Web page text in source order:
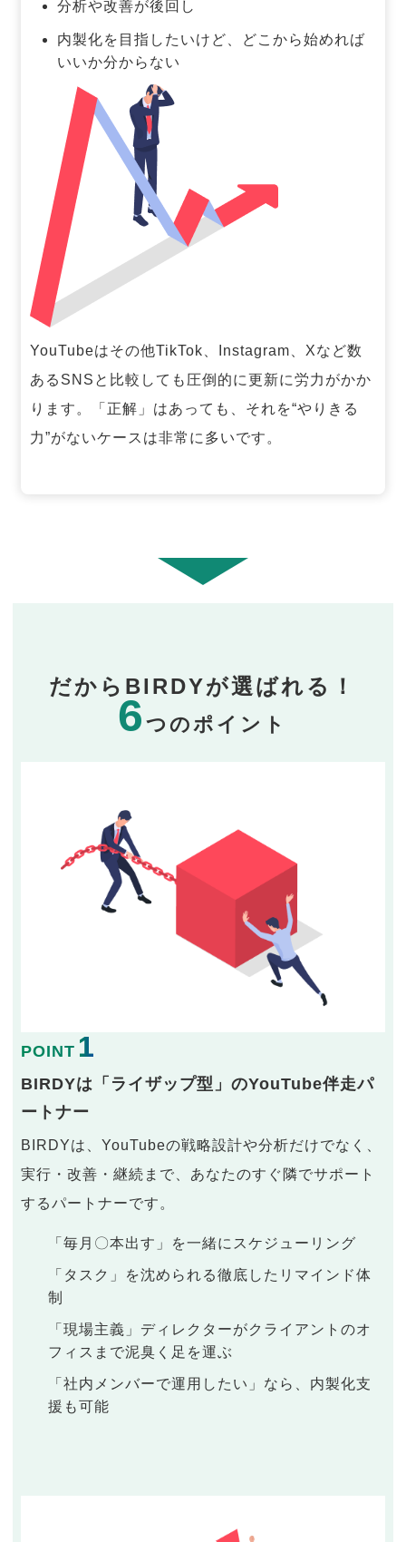
分析や改善が後回し
内製化を目指したいけど、どこから始めれば
いいか分からない
YouTubeはその他TikTok、Instagram、Xなど数
あるSNSと比較しても圧倒的に更新に労力がかか
ります。「正解」はあっても、それを“やりきる
力”がないケースは非常に多いです。
だからBIRDYが選ばれる！
6つのポイント
POINT 1
BIRDYは「ライザップ型」のYouTube伴走パ
ートナー
BIRDYは、YouTubeの戦略設計や分析だけでなく、
実行・改善・継続まで、あなたのすぐ隣でサポート
するパートナーです。
「毎月〇本出す」を一緒にスケジューリング
「タスク」を沈められる徹底したリマインド体
制
「現場主義」ディレクターがクライアントのオ
フィスまで泥臭く足を運ぶ
「社内メンバーで運用したい」なら、内製化支
援も可能